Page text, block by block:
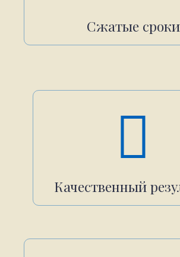
Сжатые сроки
Качественный